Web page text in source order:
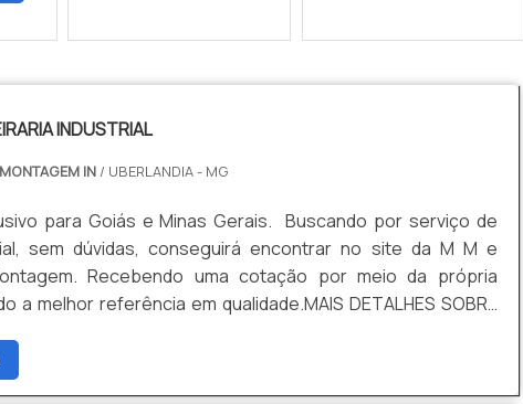
INDUSTRIAL
IN / UBERLANDIA - MG
para Goiás e Minas Gerais. Buscando por serviço de
sem dúvidas, conseguirá encontrar no site da M M e
Recebendo uma cotação por meio da própria
a melhor referência em qualidade.MAIS DETALHES SOBRE
em uma empresa inovadora, descobre a M M e Manutenção
com alto know-how em filtro prensa e reforma de